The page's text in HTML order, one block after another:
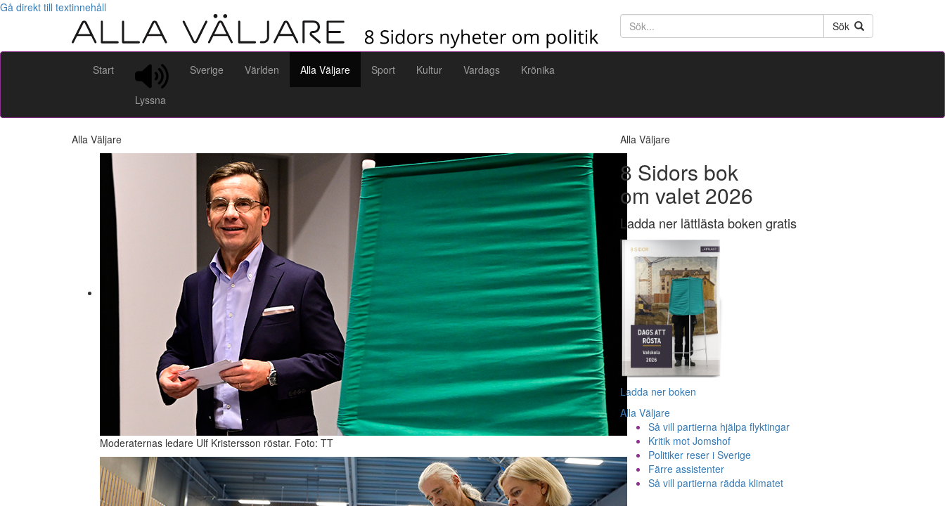
Gå direkt till textinnehåll
Söktext
Sök
Start
Lyssna
Sverige Världen Alla Väljare Sport Kultur Vardags Krönika
Alla Väljare
Moderaternas ledare Ulf Kristersson röstar. Foto: TT
Alla Väljare
8 Sidors bok
om valet 2026
Ladda ner lättlästa boken gratis
Ladda ner boken
Alla Väljare
Så vill partierna hjälpa flyktingar
Kritik mot Jomshof
Politiker reser i Sverige
Färre assistenter
Så vill partierna rädda klimatet